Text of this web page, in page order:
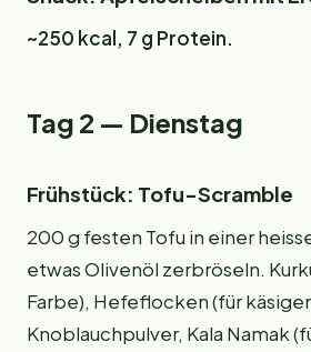
~250 kcal, 7 g Protein.
Tag 2 — Dienstag
Frühstück: Tofu-Scramble
200 g festen Tofu in einer
etwas Olivenöl zerbröseln.
Farbe), Hefeflocken (für
Knoblauchpulver, Kala Namak